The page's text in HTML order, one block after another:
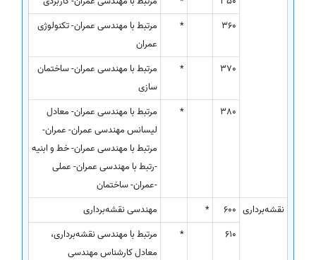
360
*
مرتبط با مهندسی عمران- تکنولوژی
عمران
370
*
مرتبط با مهندسی عمران- ساختمان
سازی
380
*
مرتبط با مهندسی عمران- معادل
لیسانس مهندسی عمران- عمران-
مرتبط با مهندسی عمران- خط و ابنیه
-رتبط با مهندسی عمران- عملی
-عمران- ساختمان
نقشه‌برداری 600
*
مهندسی نقشه‌برداری
610
*
مرتبط با مهندسی نقشه‌برداری،
معادل کارشناس مهندسی